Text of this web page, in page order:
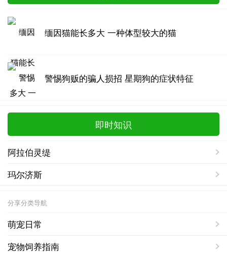
缅因猫能长多大 一种体型较大的猫
警惕狗贩的骗人损招 星期狗的症状特征
即时知识
阿拉伯灵缇
玛尔济斯
分享分类导航
萌宠日常
宠物饲养指南